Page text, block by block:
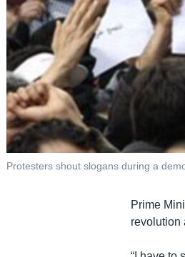
Protesters shout slogans during a
Prime
revolution